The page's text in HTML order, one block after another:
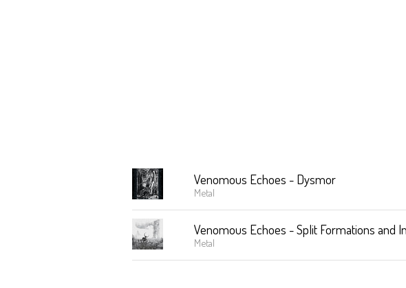
Venomous Echoes - Dysmor
Metal
Venomous Echoes - Split Formations and
Metal